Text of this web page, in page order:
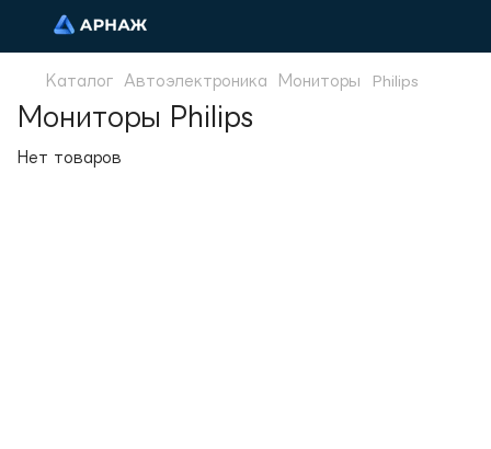
Каталог Автоэлектроника Мониторы Philips
Мониторы Philips
Нет товаров